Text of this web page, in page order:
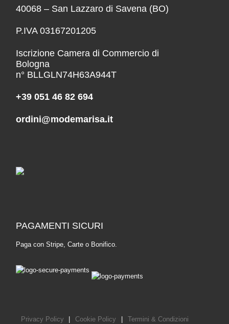
40068 – San Lazzaro di Savena (BO)
P.IVA 03167201205
Iscrizione Camera di Commercio di
Bologna
n° BLLGLN74H63A944T
+39 051 46 82 694
ordini@modemarisa.it
PAGAMENTI SICURI
Paga con Stripe, Carte o Bonifico.
Privacy Policy Cookie Policy Termini & Condizioni